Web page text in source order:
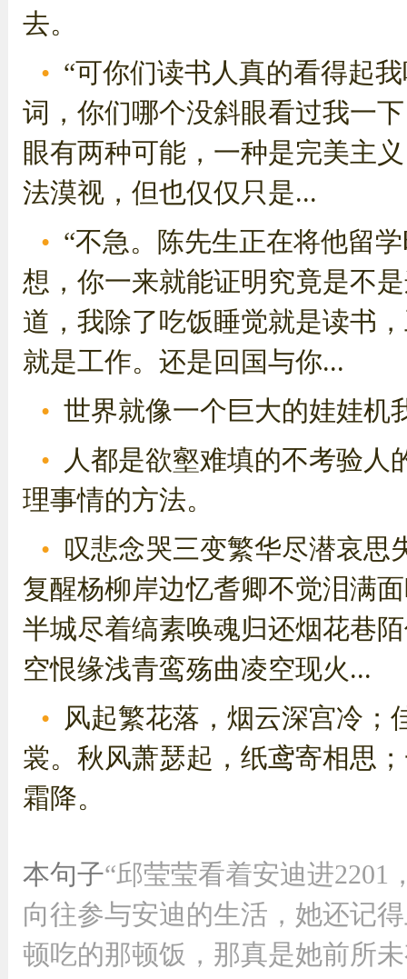
去。
“可你们读书人真的看得起
词，你们哪个没斜眼看过我一
眼有两种可能，一种是完美主
法漠视，但也仅仅只是...
“不急。陈先生正在将他留
想，你一来就能证明究竟是不
道，我除了吃饭睡觉就是读书
就是工作。还是回国与你...
世界就像一个巨大的娃娃机
人都是欲壑难填的不考验人
理事情的方法。
叹悲念哭三变繁华尽潜哀思
复醒杨柳岸边忆耆卿不觉泪满
半城尽着缟素唤魂归还烟花巷
空恨缘浅青鸾殇曲凌空现火...
风起繁花落，烟云深宫冷；
裳。秋风萧瑟起，纸鸢寄相思
霜降。
本句子“邱莹莹看着安迪进2201
向往参与安迪的生活，她还记
顿吃的那顿饭，那真是她前所